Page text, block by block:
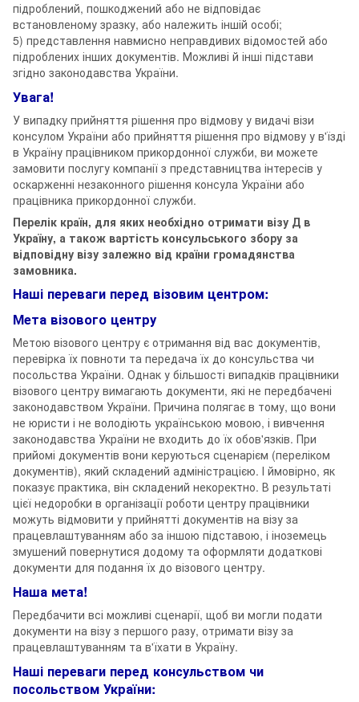
підроблений, пошкоджений або не відповідає
встановленому зразку, або належить іншій особі;
5) представлення навмисно неправдивих відомостей або
підроблених інших документів. Можливі й інші підстави
згідно законодавства України.
Увага!
У випадку прийняття рішення про відмову у видачі візи
консулом України або прийняття рішення про відмову у в'їзді
в Україну працівником прикордонної служби, ви можете
замовити послугу компанії з представництва інтересів у
оскарженні незаконного рішення консула України або
працівника прикордонної служби.
Перелік країн, для яких необхідно отримати візу Д в
Україну, а також вартість консульського збору за
відповідну візу залежно від країни громадянства
замовника.
Наші переваги перед візовим центром:
Мета візового центру
Метою візового центру є отримання від вас документів,
перевірка їх повноти та передача їх до консульства чи
посольства України. Однак у більшості випадків працівники
візового центру вимагають документи, які не передбачені
законодавством України. Причина полягає в тому, що вони
не юристи і не володіють українською мовою, і вивчення
законодавства України не входить до їх обов'язків. При
прийомі документів вони керуються сценарієм (переліком
документів), який складений адміністрацією. І ймовірно, як
показує практика, він складений некоректно. В результаті
цієї недоробки в організації роботи центру працівники
можуть відмовити у прийнятті документів на візу за
працевлаштуванням або за іншою підставою, і іноземець
змушений повернутися додому та оформляти додаткові
документи для подання їх до візового центру.
Наша мета!
Передбачити всі можливі сценарії, щоб ви могли подати
документи на візу з першого разу, отримати візу за
працевлаштуванням та в'їхати в Україну.
Наші переваги перед консульством чи
посольством України: